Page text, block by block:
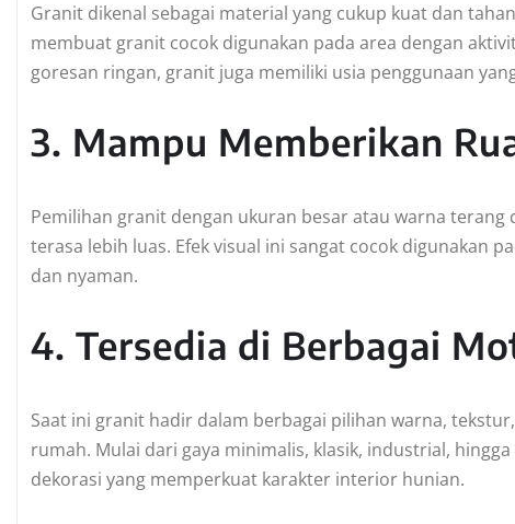
Granit dikenal sebagai material yang cukup kuat dan
membuat granit cocok digunakan pada area dengan
goresan ringan, granit juga memiliki usia penggunaan
3. Mampu Memberikan
Pemilihan granit dengan ukuran besar atau warna
terasa lebih luas. Efek visual ini sangat cocok digunakan
dan nyaman.
4. Tersedia di Berbagai
Saat ini granit hadir dalam berbagai pilihan warna,
rumah. Mulai dari gaya minimalis, klasik, industrial,
dekorasi yang memperkuat karakter interior hunian.